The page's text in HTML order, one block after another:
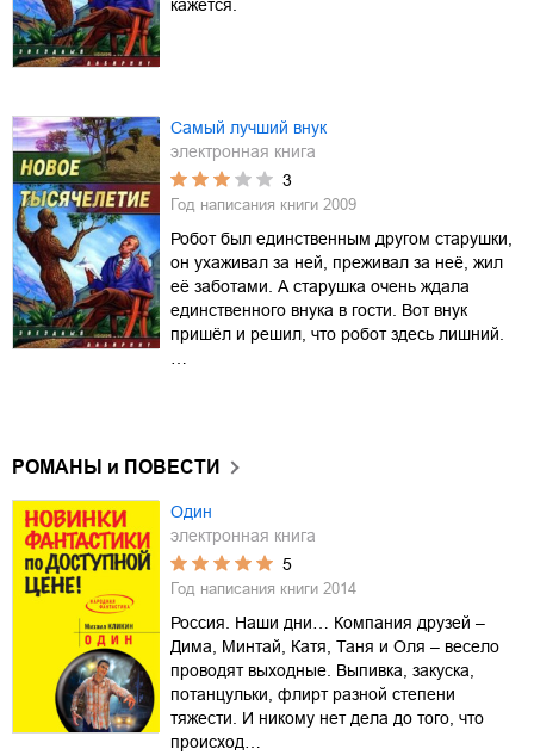
кажется.
Самый лучший внук
электронная книга
3
Год написания книги 2009
Робот был единственным другом старушки,
он ухаживал за ней, преживал за неё, жил
её заботами. А старушка очень ждала
единственного внука в гости. Вот внук
пришёл и решил, что робот здесь лишний.
РОМАНЫ и ПОВЕСТИ
Один
электронная книга
5
Год написания книги 2014
Россия. Наши дни… Компания друзей –
Дима, Минтай, Катя, Таня и Оля – весело
проводят выходные. Выпивка, закуска,
потанцульки, флирт разной степени
тяжести. И никому нет дела до того, что
происход…